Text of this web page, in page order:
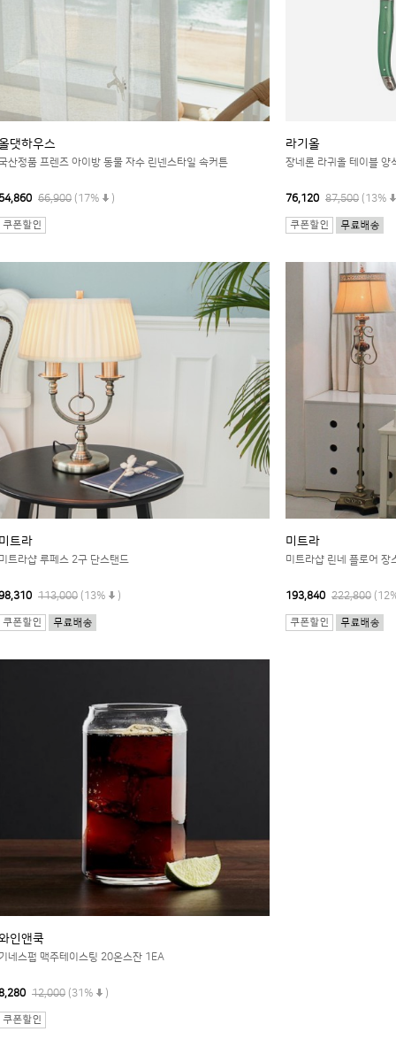
댓하우스
산정품 프렌즈 아이방 동물 자수 린넨스타일 속커튼
66,900 (17% )
라기올
장네론 라귀올 테이블 양
76,120 87,500 (13%
트라
트라샵 루페스 2구 단스탠드
113,000 (13% )
미트라
미트라샵 린네 플로어 장
193,840 222,800
인앤쿡
네스펍 맥주테이스팅 20온스잔 1EA
12,000 (31% )